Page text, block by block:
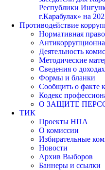
Республики
г.Карабулак» на
Противодействие
Нормативная
Деятельность
Методические
Сведения о доходах
Формы и бланки
Сообщить о факте
Кодекс
О ЗАЩИТЕ
ТИК
Проекты НПА
О комиссии
Избирательные
Новости
Архив Выборов
Баннеры и ссылки